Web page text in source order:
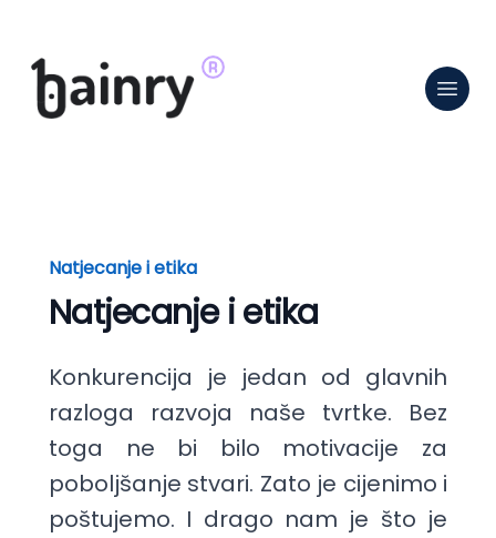
Natjecanje i etika
Natjecanje i etika
Konkurencija je jedan od glavnih
razloga razvoja naše tvrtke. Bez
toga ne bi bilo motivacije za
poboljšanje stvari. Zato je cijenimo i
poštujemo. I drago nam je što je